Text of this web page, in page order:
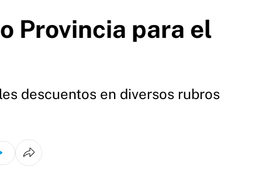
Provincia para el
descuentos en diversos rubros